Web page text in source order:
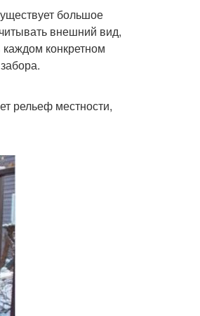
большое
внешний вид,
конкретном
рельеф местности,